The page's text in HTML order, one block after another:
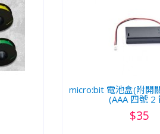
micro:bit 電池盒(附開
(AAA 四號 2
$35